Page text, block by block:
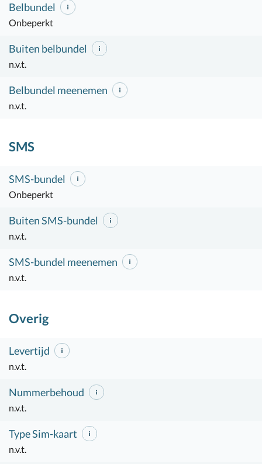
Belbundel
Onbeperkt
Buiten belbundel
n.v.t.
Belbundel meenemen
n.v.t.
SMS
SMS-bundel
Onbeperkt
Buiten SMS-bundel
n.v.t.
SMS-bundel meenemen
n.v.t.
Overig
Levertijd
n.v.t.
Nummerbehoud
n.v.t.
Type Sim-kaart
n.v.t.